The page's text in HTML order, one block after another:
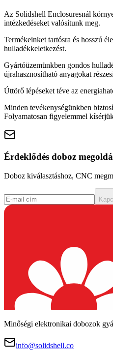
Az Solidshell Enclosuresnál
intézkedéseket valósítunk meg.
Termékeinket tartósra és hosszú
hulladékkeletkezést.
Gyártóüzemünkben gondos
újrahasznosítható anyagokat
Úttörő lépéseket téve az
Minden tevékenységünkben
Folyamatosan figyelemmel
Érdeklődés doboz
Doboz kiválasztáshoz, CNC
Minőségi elektronikai dobozok
info@solidshell.co